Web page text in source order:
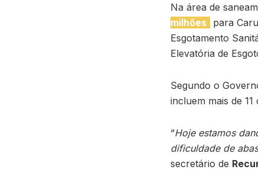
Na área de
milhões para
Esgotamento
Elevatória de
Segundo o
incluem mais de
“Hoje estamos
dificuldade de
secretário de